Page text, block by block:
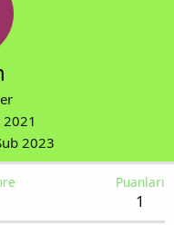
2023
Puanları
1